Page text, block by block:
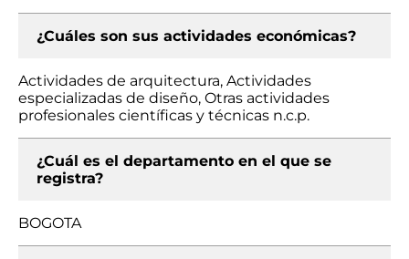
¿Cuáles son sus actividades económicas?
Actividades de arquitectura, Actividades
especializadas de diseño, Otras actividades
profesionales científicas y técnicas n.c.p.
¿Cuál es el departamento en el que se
registra?
BOGOTA